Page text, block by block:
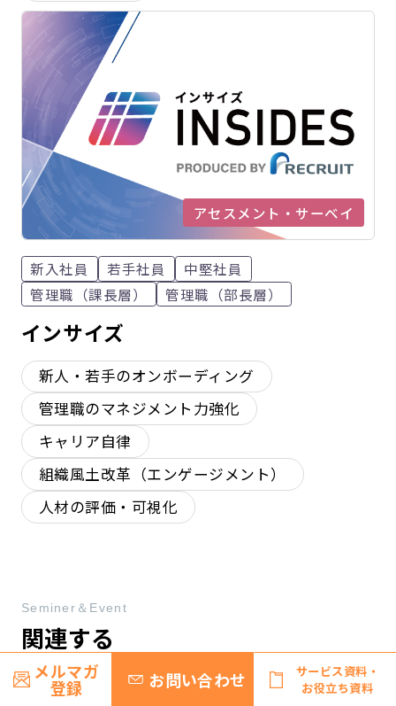
アセスメント・サーベイ
新入社員 若手社員
中堅社員
管理職（課長層）
管理職（部長層）
インサイズ
新人・若手のオンボーディング
管理職のマネジメント力強化
キャリア自律
組織風土改革（エンゲージメント）
人材の評価・可視化
関連する
無料セミナー・イベント
Seminer＆Event
メルマガ
登録 お問い合わせ
サービス資料・
お役立ち資料